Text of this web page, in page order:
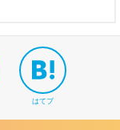
はてブ